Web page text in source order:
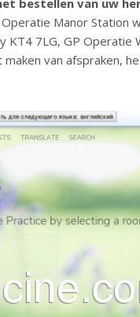
bestellen van uw
Manor Station
KT4 7LG, GP Operatie
van afspraken,